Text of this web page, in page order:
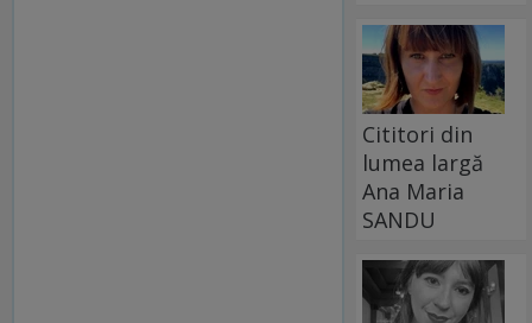
Cititori din
lumea largă
Ana Maria
SANDU